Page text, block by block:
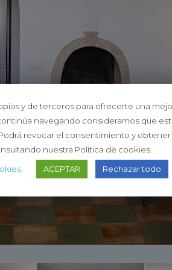
y de terceros para ofrecerte una
navegando consideramos que
revocar el consentimiento y obtener
nuestra Política de cookies.
ACEPTAR Rechazar todo